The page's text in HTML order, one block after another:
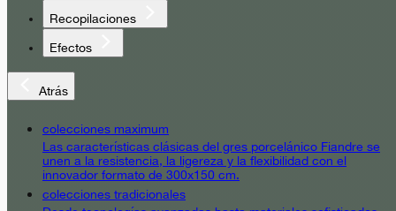
Recopilaciones
Efectos
Atrás
colecciones maximum
Las características clásicas del gres porcelánico Fiandre se
unen a la resistencia, la ligereza y la flexibilidad con el
innovador formato de 300x150 cm.
colecciones tradicionales